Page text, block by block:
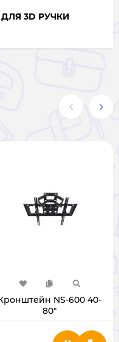
3D РУЧКИ
NS-600 40-
80"